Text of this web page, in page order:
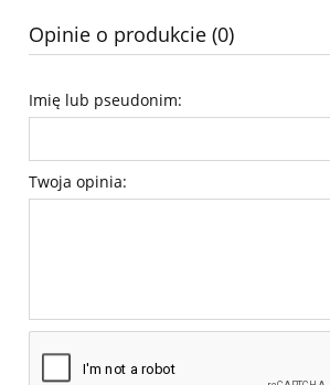
Opinie o produkcie (0)
Imię lub pseudonim:
Twoja opinia: